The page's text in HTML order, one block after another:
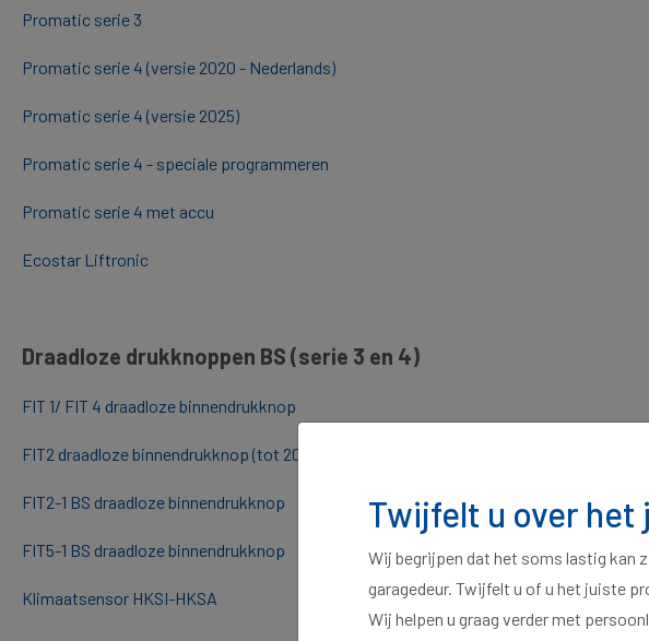
Promatic serie 3
Promatic serie 4 (versie 2020 - Nederlands)
Promatic serie 4 (versie 2025)
Promatic serie 4 - speciale programmeren
Promatic serie 4 met accu
Ecostar Liftronic
Draadloze drukknoppen BS (serie 3 en 4)
FIT 1/ FIT 4 draadloze binnendrukknop
FIT2 draadloze binnendrukknop (tot 2016)
FIT2-1 BS draadloze binnendrukknop
FIT5-1 BS draadloze binnendrukknop
Klimaatsensor HKSI-HKSA
Twijfelt u over
Wij begrijpen dat het soms lastig kan
garagedeur. Twijfelt u of u het juiste
Wij helpen u graag verder met